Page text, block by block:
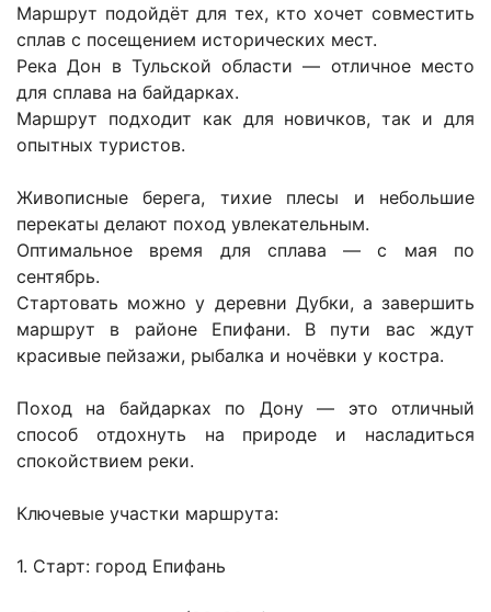
Маршрут подойдёт для тех, кто хочет совместить
сплав с посещением исторических мест.
Река Дон в Тульской области — отличное место
для сплава на байдарках.
Маршрут подходит как для новичков, так и для
опытных туристов.
Живописные берега, тихие плесы и небольшие
перекаты делают поход увлекательным.
Оптимальное время для сплава — с мая по
сентябрь.
Стартовать можно у деревни Дубки, а завершить
маршрут в районе Епифани. В пути вас ждут
красивые пейзажи, рыбалка и ночёвки у костра.
Поход на байдарках по Дону — это отличный
способ отдохнуть на природе и насладиться
спокойствием реки.
Ключевые участки маршрута:
1. Старт: город Епифань